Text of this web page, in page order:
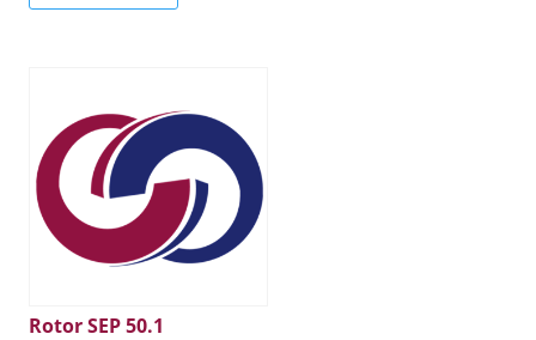
Rotor SEP 50.1